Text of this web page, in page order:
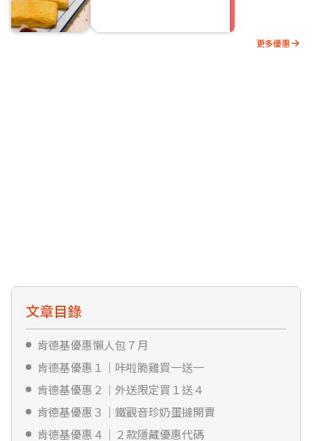
更多優惠
文章目錄
肯德基優惠懶人包７月
肯德基優惠１｜咔啦脆雞買一送一
肯德基優惠２｜外送限定買１送４
肯德基優惠３｜鐵觀音珍奶蛋撻開賣
肯德基優惠４｜２款隱藏優惠代碼